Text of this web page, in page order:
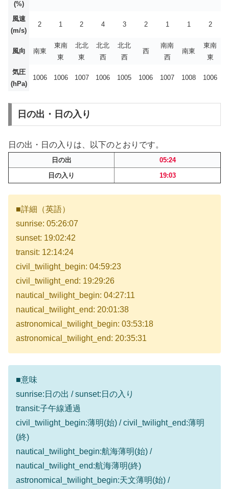
(%)
風速
(m/s)
2 1 2 4 3 2 1 1 2
風向 南東
東南
東
北北
東
北北
西
北北
西
西
南南
西
南東
東南
東
気圧
(hPa)
1006 1006 1007 1006 1005 1006 1007 1008 1006
日の出・日の入り
日の出・日の入りは、以下のとおりです。
日の出
05:24
日の入り
19:03
■詳細（英語）
sunrise: 05:26:07
sunset: 19:02:42
transit: 12:14:24
civil_twilight_begin: 04:59:23
civil_twilight_end: 19:29:26
nautical_twilight_begin: 04:27:11
nautical_twilight_end: 20:01:38
astronomical_twilight_begin: 03:53:18
astronomical_twilight_end: 20:35:31
■意味
sunrise:日の出 / sunset:日の入り
transit:子午線通過
civil_twilight_begin:薄明(始) / civil_twilight_end:薄明
(終)
nautical_twilight_begin:航海薄明(始) /
nautical_twilight_end:航海薄明(終)
astronomical_twilight_begin:天文薄明(始) /